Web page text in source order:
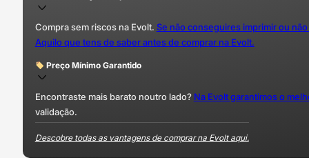
Compra sem riscos na Evolt. Se não conseguires imprimir ou
Aquilo que tens de saber antes de comprar na Evolt.
Preço Mínimo Garantido
Encontraste mais barato noutro lado? Na Evolt garantimos o
validação.
Descobre todas as vantagens de comprar na Evolt aqui.